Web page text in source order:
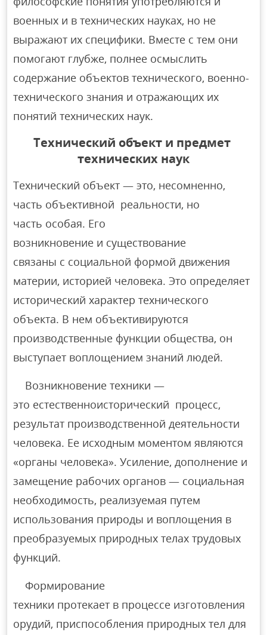
военных и в технических науках, но не
выражают их специфики. Вместе с тем они
помогают глубже, полнее осмыслить
содержание объектов технического, военно-
технического знания и отражающих их
понятий технических наук.
Технический объект и предмет
технических наук
Технический объект — это, несомненно,
часть объективной реальности, но
часть особая. Его
возникновение и существование
связаны с социальной формой движения
материи, историей человека. Это определяет
исторический характер технического
объекта. В нем объективируются
производственные функции общества, он
выступает воплощением знаний людей.
Возникновение техники —
это естественноисторический процесс,
результат производственной деятельности
человека. Ее исходным моментом являются
«органы человека». Усиление, дополнение и
замещение рабочих органов — социальная
необходимость, реализуемая путем
использования природы и воплощения в
преобразуемых природных телах трудовых
функций.
Формирование
техники протекает в процессе изготовления
орудий, приспособления природных тел для